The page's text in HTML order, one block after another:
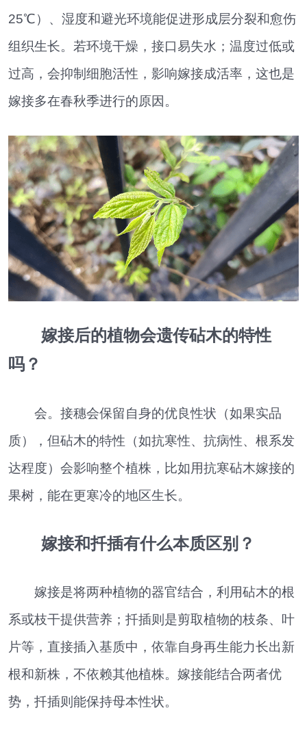
25℃）、湿度和避光环境能促进形成层分裂和愈伤
组织生长。若环境干燥，接口易失水；温度过低或
过高，会抑制细胞活性，影响嫁接成活率，这也是
嫁接多在春秋季进行的原因。
嫁接后的植物会遗传砧木的特性
吗？
会。接穗会保留自身的优良性状（如果实品
质），但砧木的特性（如抗寒性、抗病性、根系发
达程度）会影响整个植株，比如用抗寒砧木嫁接的
果树，能在更寒冷的地区生长。
嫁接和扦插有什么本质区别？
嫁接是将两种植物的器官结合，利用砧木的根
系或枝干提供营养；扦插则是剪取植物的枝条、叶
片等，直接插入基质中，依靠自身再生能力长出新
根和新株，不依赖其他植株。嫁接能结合两者优
势，扦插则能保持母本性状。